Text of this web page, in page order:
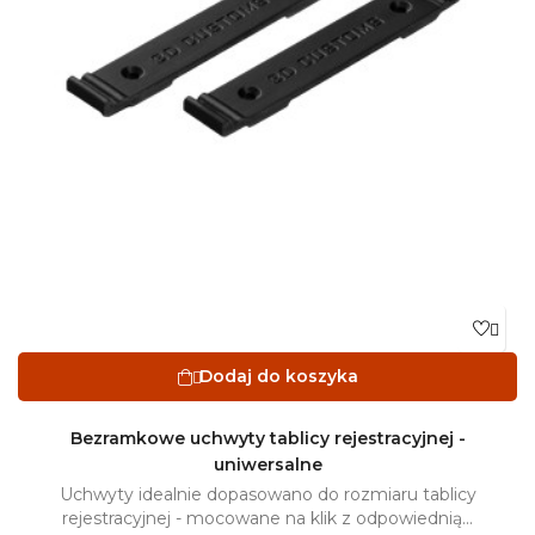

Dodaj do koszyka
Bezramkowe uchwyty tablicy rejestracyjnej -
uniwersalne
Uchwyty idealnie dopasowano do rozmiaru tablicy
rejestracyjnej - mocowane na klik z odpowiednią...